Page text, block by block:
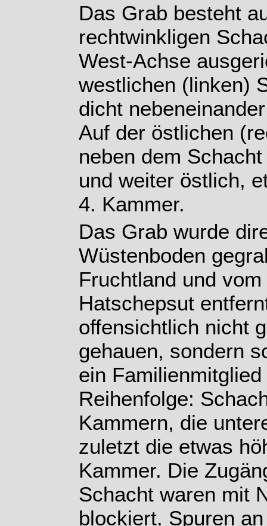
Das Grab besteht
rechtwinkligen
West-Achse
westlichen (linken)
dicht
Auf der östlichen
neben dem
und weiter östlich,
4. Kammer.
Das Grab wurde
Wüstenboden
Fruchtland und
Hatschepsut
offensichtlich nicht
gehauen, sondern
ein
Reihenfolge:
Kammern, die
zuletzt die etwas
Kammer. Die
Schacht waren mit
blockiert. Spuren